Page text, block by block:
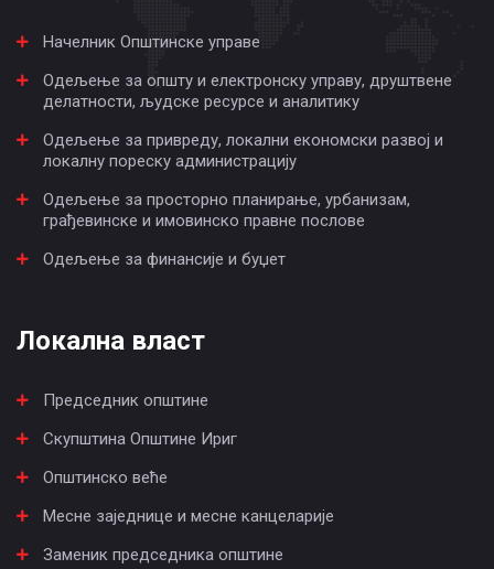
Начелник Општинске управе
Одељење за општу и електронску управу, друштвене
делатности, људске ресурсе и аналитику
Одељење за привреду, локални економски развој и
локалну пореску администрацију
Одељење за просторно планирање, урбанизам,
грађевинске и имовинско правне послове
Одељење за финансије и буџет
Локална власт
Председник општине
Скупштина Општине Ириг
Општинско веће
Месне заједнице и месне канцеларије
Заменик председника општине